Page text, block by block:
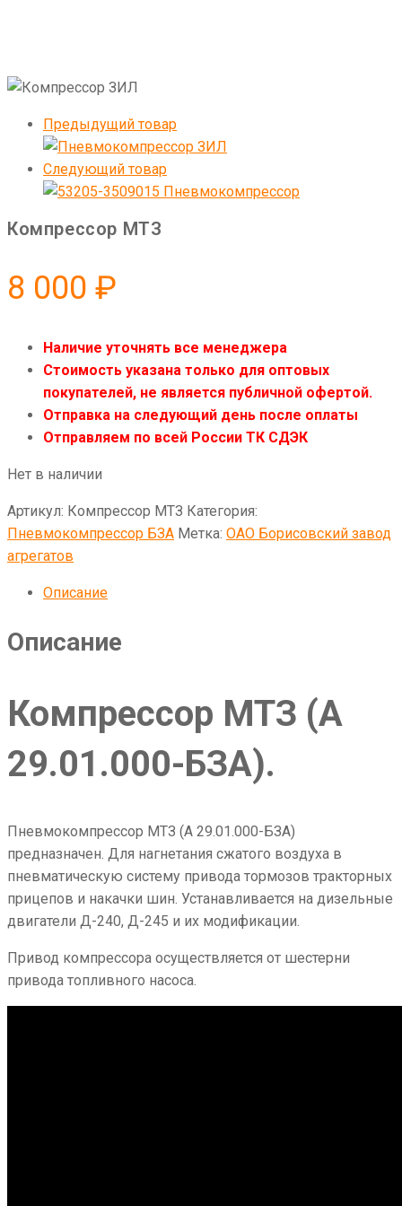
Предыдущий товар
Следующий товар
Компрессор МТЗ
8 000 ₽
Наличие уточнять все менеджера
Стоимость указана только для оптовых
покупателей, не является публичной офертой.
Отправка на следующий день после оплаты
Отправляем по всей России ТК СДЭК
Нет в наличии
Артикул: Компрессор МТЗ Категория:
Пневмокомпрессор БЗА Метка: ОАО Борисовский завод
агрегатов
Описание
Описание
Компрессор МТЗ (А
29.01.000-БЗА).
Пневмокомпрессор МТЗ (А 29.01.000-БЗА)
предназначен. Для нагнетания сжатого воздуха в
пневматическую систему привода тормозов тракторных
прицепов и накачки шин. Устанавливается на дизельные
двигатели Д-240, Д-245 и их модификации.
Привод компрессора осуществляется от шестерни
привода топливного насоса.